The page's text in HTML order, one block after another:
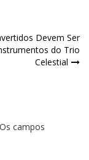
Devem Ser
do Trio
Celestial
campos